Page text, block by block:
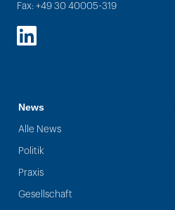
Fax: +49 30 40005-319
LinkedIn
News
Alle News
Politik
Praxis
Gesellschaft